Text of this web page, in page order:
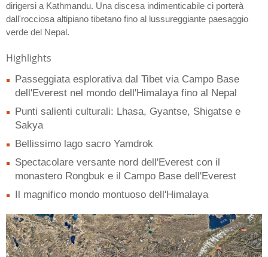
dirigersi a Kathmandu. Una discesa indimenticabile ci porterà
dall'rocciosa altipiano tibetano fino al lussureggiante paesaggio
verde del Nepal.
Highlights
Passeggiata esplorativa dal Tibet via Campo Base
dell'Everest nel mondo dell'Himalaya fino al Nepal
Punti salienti culturali: Lhasa, Gyantse, Shigatse e
Sakya
Bellissimo lago sacro Yamdrok
Spectacolare versante nord dell'Everest con il
monastero Rongbuk e il Campo Base dell'Everest
Il magnifico mondo montuoso dell'Himalaya